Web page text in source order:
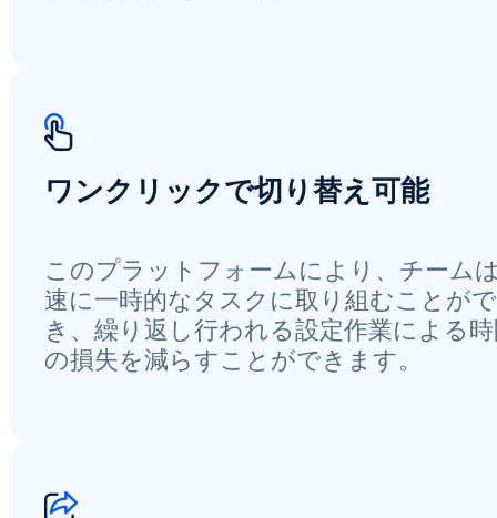
ワンクリックで切り替え可能
このプラットフォームにより、チーム
速に一時的なタスクに取り組むことがで
き、繰り返し行われる設定作業による
の損失を減らすことができます。